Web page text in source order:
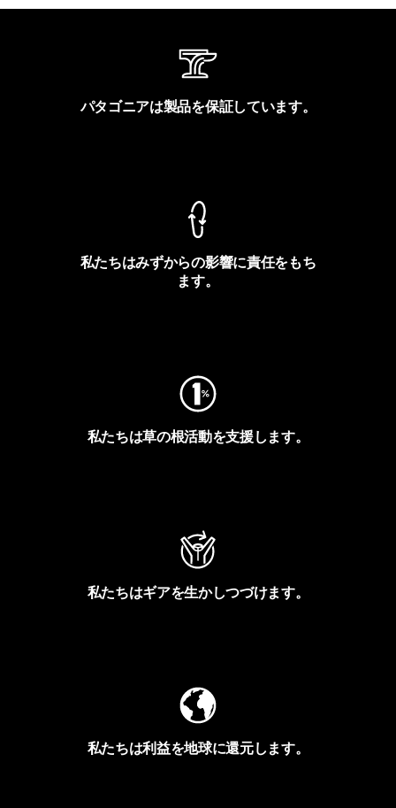
パタゴニアは製品を保証しています。
私たちはみずからの影響に責任をもち
ます。
私たちは草の根活動を支援します。
私たちはギアを生かしつづけます。
私たちは利益を地球に還元します。